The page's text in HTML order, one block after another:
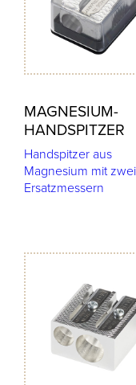
MAGNESIUM-
HANDSPITZER
Handspitzer aus
Magnesium mit zwei
Ersatzmessern
merken